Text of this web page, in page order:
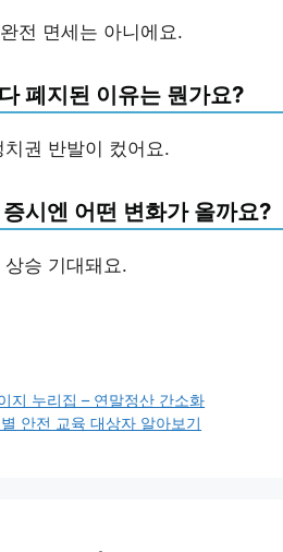
전 면세는 아니에요.
폐지된 이유는 뭔가요?
권 반발이 컸어요.
시엔 어떤 변화가 올까요?
승 기대돼요.
지 누리집 – 연말정산 간소화
안전 교육 대상자 알아보기